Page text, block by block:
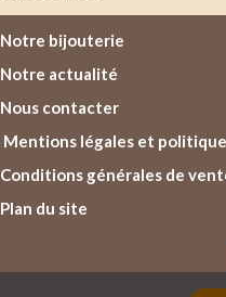
Notre bijouterie
Notre actualité
Nous contacter
Mentions légales et
Conditions générales de
Plan du site